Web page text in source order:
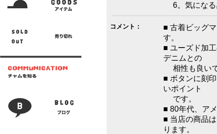
6。気になる
コメント：
■ 古着ビッグ
す。
■ ユーズド加
デニムとの
相性も良い
■ ボタンに刻
いポイント
です。
■ 80年代、ア
■ 当店の商品
ります。